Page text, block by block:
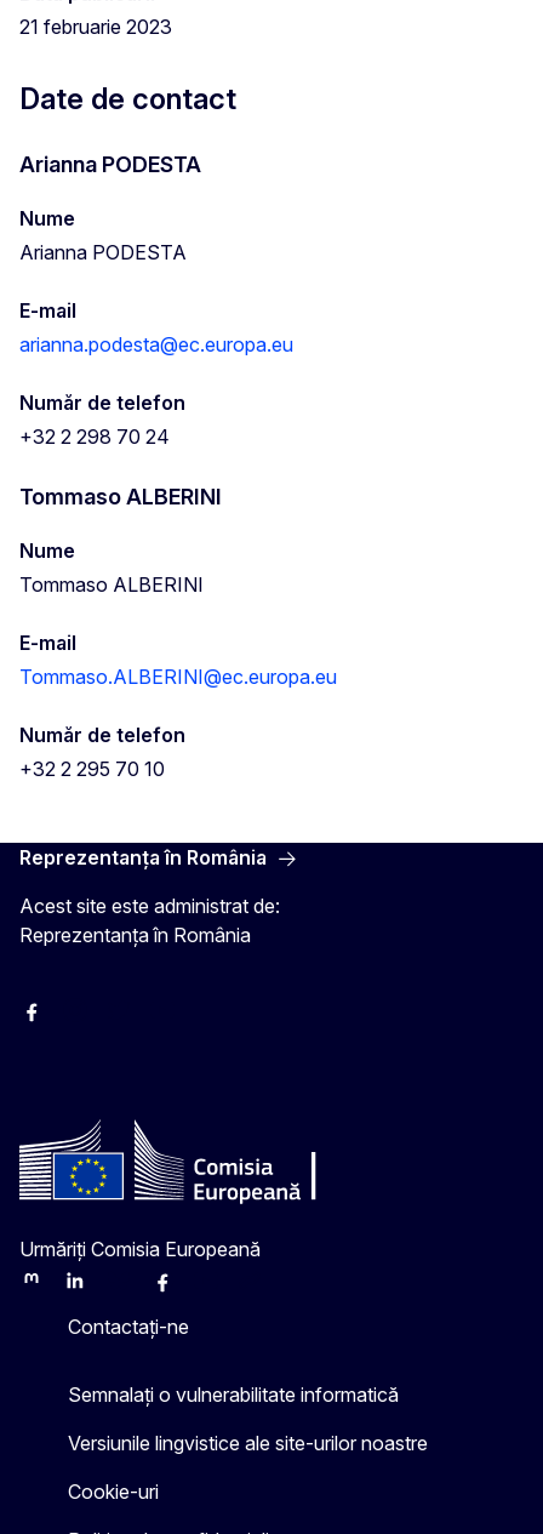
21 februarie 2023
Date de contact
Arianna PODESTA
Nume
Arianna PODESTA
E-mail
arianna.podesta@ec.europa.eu
Număr de telefon
+32 2 298 70 24
Tommaso ALBERINI
Nume
Tommaso ALBERINI
E-mail
Tommaso.ALBERINI@ec.europa.eu
Număr de telefon
+32 2 295 70 10
Reprezentanța în România
Acest site este administrat de:
Reprezentanța în România
Facebook
Urmăriți Comisia Europeană
MastodonLinkedInBlueskyFacebook
Contactați-ne
Semnalați o vulnerabilitate informatică
Versiunile lingvistice ale site-urilor noastre
Cookie-uri